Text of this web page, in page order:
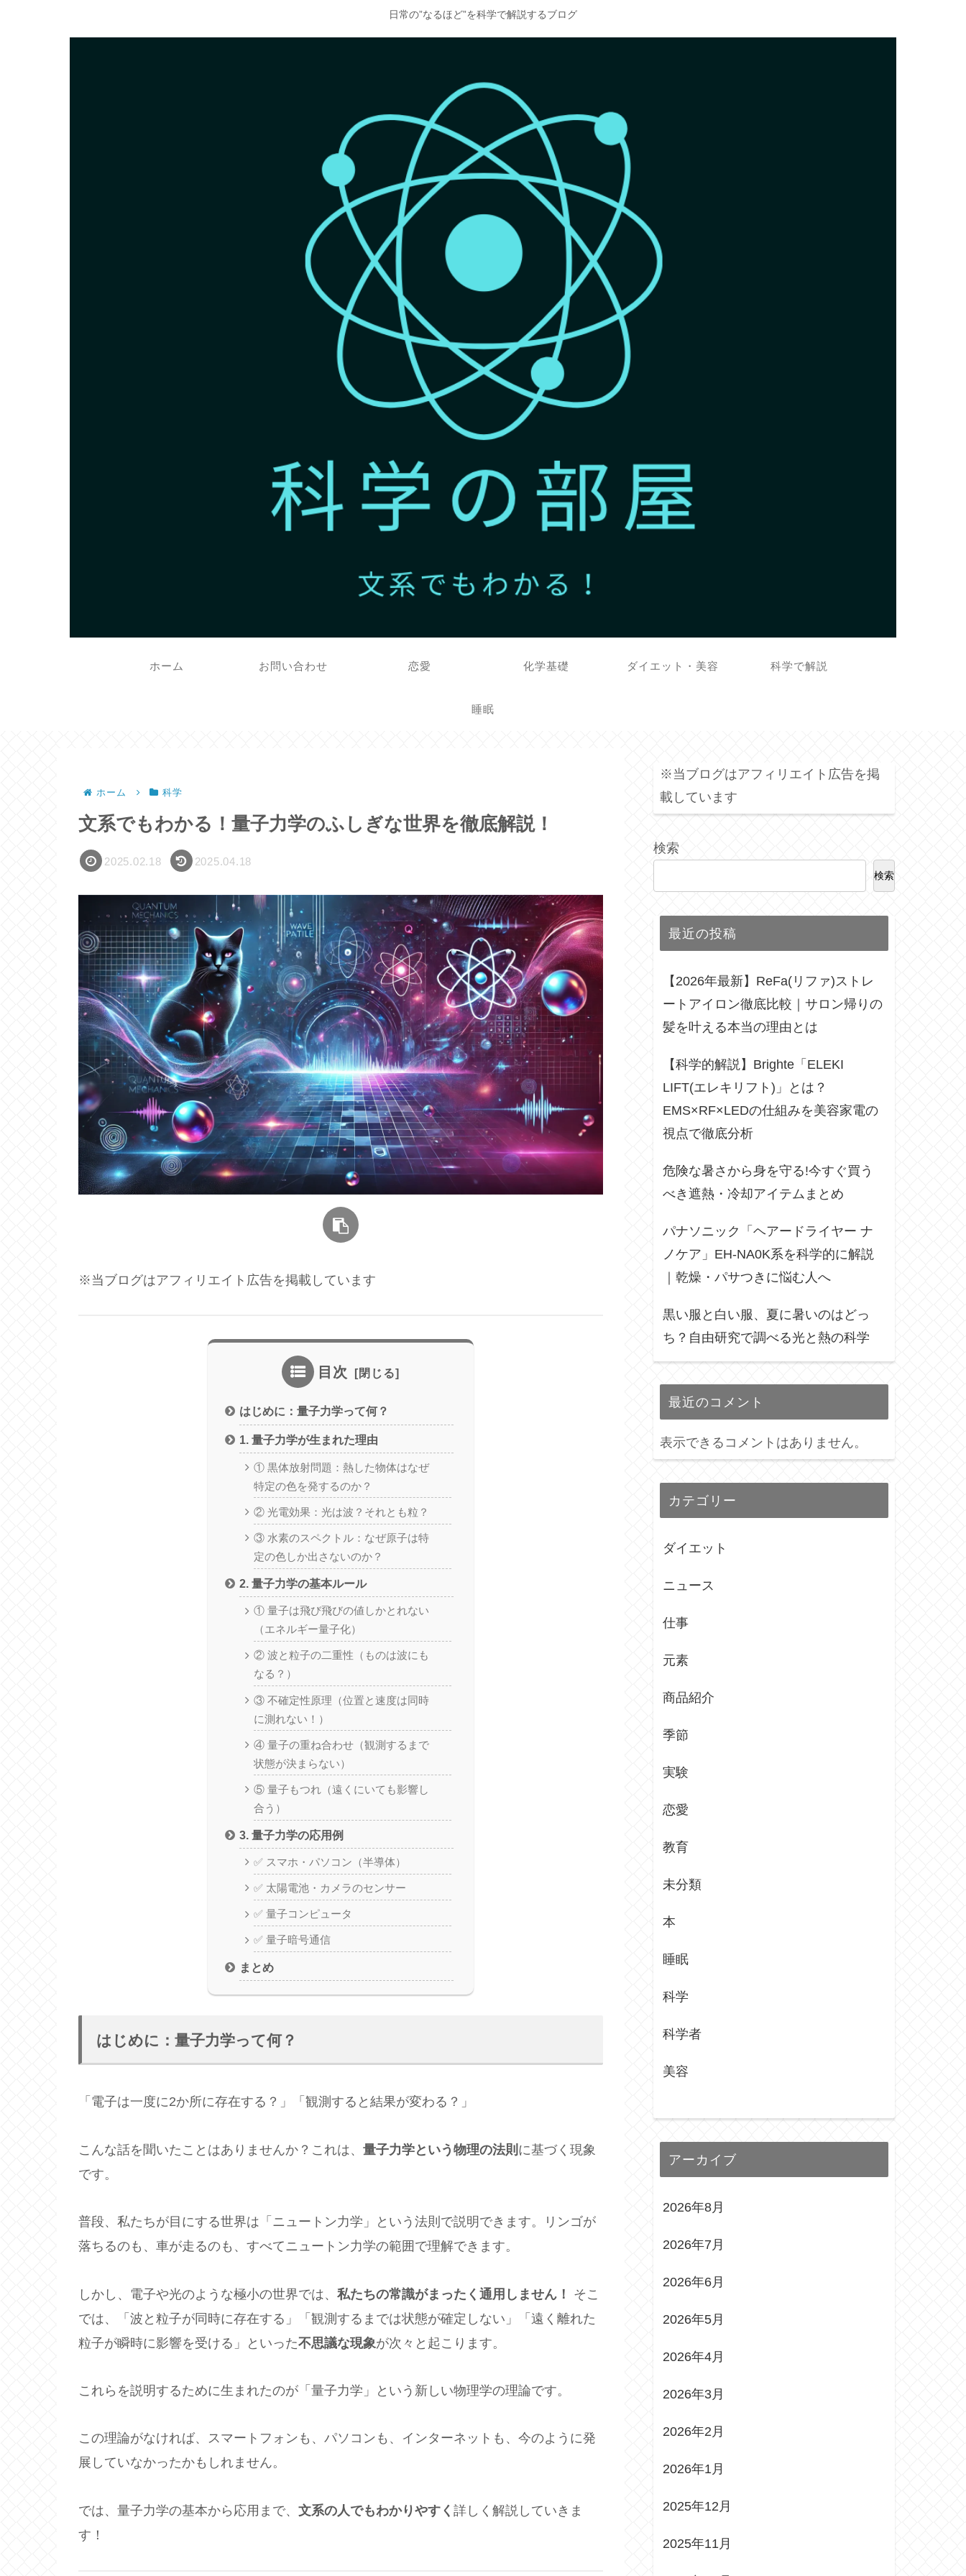
日常の”なるほど”を科学で解説するブログ
ホーム お問い合わせ 恋愛 化学基礎 ダイエット・美容 科学で解説
睡眠
ホーム 科学
文系でもわかる！量子力学のふしぎな世界を徹底解説！
2025.02.18 2025.04.18
※当ブログはアフィリエイト広告を掲載しています
目次
はじめに：量子力学って何？
1. 量子力学が生まれた理由
① 黒体放射問題：熱した物体はなぜ
特定の色を発するのか？
② 光電効果：光は波？それとも粒？
③ 水素のスペクトル：なぜ原子は特
定の色しか出さないのか？
2. 量子力学の基本ルール
① 量子は飛び飛びの値しかとれない
（エネルギー量子化）
② 波と粒子の二重性（ものは波にも
なる？）
③ 不確定性原理（位置と速度は同時
に測れない！）
④ 量子の重ね合わせ（観測するまで
状態が決まらない）
⑤ 量子もつれ（遠くにいても影響し
合う）
3. 量子力学の応用例
✅ スマホ・パソコン（半導体）
✅ 太陽電池・カメラのセンサー
✅ 量子コンピュータ
✅ 量子暗号通信
まとめ
はじめに：量子力学って何？
「電子は一度に2か所に存在する？」「観測すると結果が変わる？」
こんな話を聞いたことはありませんか？これは、 量子力学という物理の法則 に基づく現象
です。
普段、私たちが目にする世界は「ニュートン力学」という法則で説明できます。リンゴが
落ちるのも、車が走るのも、すべてニュートン力学の範囲で理解できます。
しかし、電子や光のような極小の世界では、 私たちの常識がまったく通用しません！
そこ
では、「波と粒子が同時に存在する」「観測するまでは状態が確定しない」「遠く離れた
粒子が瞬時に影響を受ける」といった不思議な現象が次々と起こります。
これらを説明するために生まれたのが「量子力学」という新しい物理学の理論です。
この理論がなければ、スマートフォンも、パソコンも、インターネットも、今のように発
展していなかったかもしれません。
では、量子力学の基本から応用まで、 文系の人でもわかりやすく 詳しく解説していきま
す！
※当ブログはアフィリエイト広告を掲
載しています
検索
検索
最近の投稿
【2026年最新】ReFa(リファ)ストレ
ートアイロン徹底比較｜サロン帰りの
髪を叶える本当の理由とは
【科学的解説】Brighte「ELEKI
LIFT(エレキリフト)」とは？
EMS×RF×LEDの仕組みを美容家電の
視点で徹底分析
危険な暑さから身を守る!今すぐ買う
べき遮熱・冷却アイテムまとめ
パナソニック「ヘアードライヤー ナ
ノケア」EH-NA0K系を科学的に解説
｜乾燥・パサつきに悩む人へ
黒い服と白い服、夏に暑いのはどっ
ち？自由研究で調べる光と熱の科学
最近のコメント
表示できるコメントはありません。
カテゴリー
ダイエット
ニュース
仕事
元素
商品紹介
季節
実験
恋愛
教育
未分類
本
睡眠
科学
科学者
美容
アーカイブ
2026年8月
2026年7月
2026年6月
2026年5月
2026年4月
2026年3月
2026年2月
2026年1月
2025年12月
2025年11月